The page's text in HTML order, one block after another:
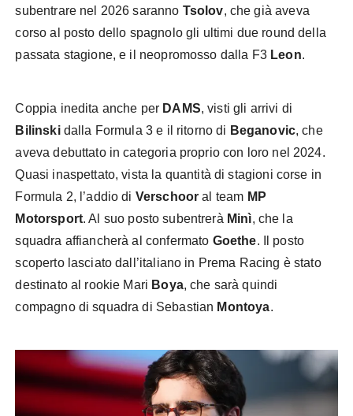
subentrare nel 2026 saranno Tsolov, che già aveva
corso al posto dello spagnolo gli ultimi due round della
passata stagione, e il neopromosso dalla F3 Leon.
Coppia inedita anche per DAMS, visti gli arrivi di
Bilinski dalla Formula 3 e il ritorno di Beganovic, che
aveva debuttato in categoria proprio con loro nel 2024.
Quasi inaspettato, vista la quantità di stagioni corse in
Formula 2, l’addio di Verschoor al team MP
Motorsport. Al suo posto subentrerà Minì, che la
squadra affiancherà al confermato Goethe. Il posto
scoperto lasciato dall’italiano in Prema Racing è stato
destinato al rookie Mari Boya, che sarà quindi
compagno di squadra di Sebastian Montoya.